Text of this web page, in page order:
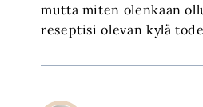
mutta miten olenkaan
reseptisi olevan kylä